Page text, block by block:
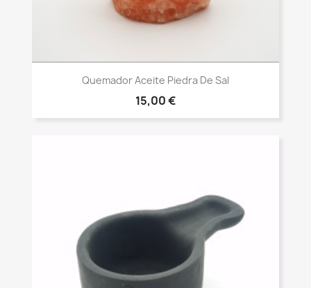
Vista rápida
Quemador Aceite Piedra De Sal
15,00 €